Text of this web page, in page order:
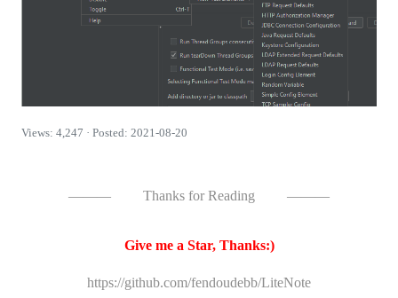
Views: 4,247 · Posted: 2021-08-20
——— Thanks for Reading ———
Give me a Star, Thanks:)
https://github.com/fendoudebb/LiteNote